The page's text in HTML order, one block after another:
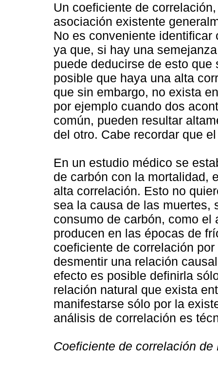
Un coeficiente de
asociación existente
No es conveniente
ya que, si hay una
puede deducirse de esto
posible que haya una alta
que sin embargo, no exista
por ejemplo cuando dos
común, pueden resultar
del otro. Cabe recordar que
En un estudio médico se
de carbón con la mortalidad,
alta correlación. Esto no
sea la causa de las muertes,
consumo de carbón, como
producen en las épocas de
coeficiente de correlación
desmentir una relación
efecto es posible definirla
relación natural que exista
manifestarse sólo por la
análisis de correlación es
Coeficiente de correlación de